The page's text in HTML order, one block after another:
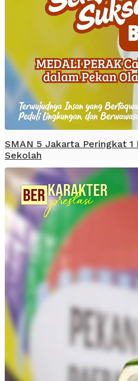
SMAN 5 Jakarta Peringkat
Sekolah